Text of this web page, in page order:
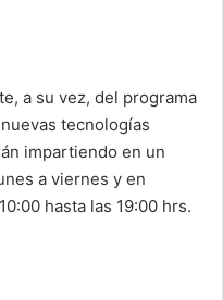
a su vez, del programa
tecnologías
impartiendo en un
a viernes y en
hasta las 19:00 hrs.